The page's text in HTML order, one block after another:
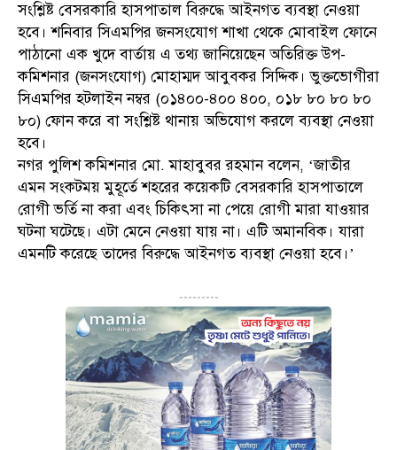
সংশ্লিষ্ট বেসরকারি হাসপাতাল বিরুদ্ধে আইনগত ব্যবস্থা নেওয়া
হবে। শনিবার সিএমপির জনসংযোগ শাখা থেকে মোবাইল ফোনে
পাঠানো এক খুদে বার্তায় এ তথ্য জানিয়েছেন অতিরিক্ত উপ-
কমিশনার (জনসংযোগ) মোহাম্মদ আবুবকর সিদ্দিক। ভুক্তভোগীরা
সিএমপির হটলাইন নম্বর (০১৪০০-৪০০ ৪০০, ০১৮ ৮০ ৮০ ৮০
৮০) ফোন করে বা সংশ্লিষ্ট থানায় অভিযোগ করলে ব্যবস্থা নেওয়া
হবে।
নগর পুলিশ কমিশনার মো. মাহাবুবর রহমান বলেন, ‘জাতীর
এমন সংকটময় মুহূর্তে শহরের কয়েকটি বেসরকারি হাসপাতালে
রোগী ভর্তি না করা এবং চিকিৎসা না পেয়ে রোগী মারা যাওয়ার
ঘটনা ঘটেছে। এটা মেনে নেওয়া যায় না। এটি অমানবিক। যারা
এমনটি করেছে তাদের বিরুদ্ধে আইনগত ব্যবস্থা নেওয়া হবে।’
---------